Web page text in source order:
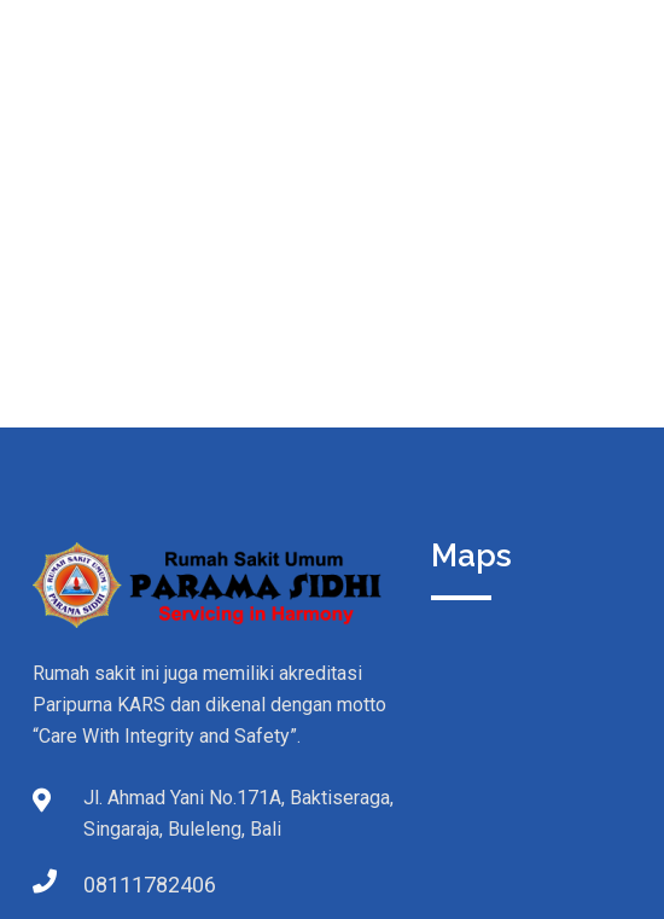
Rumah sakit ini juga memiliki akreditasi
Paripurna KARS dan dikenal dengan motto
“Care With Integrity and Safety”.
Jl. Ahmad Yani No.171A, Baktiseraga,
Singaraja, Buleleng, Bali
08111782406
Maps